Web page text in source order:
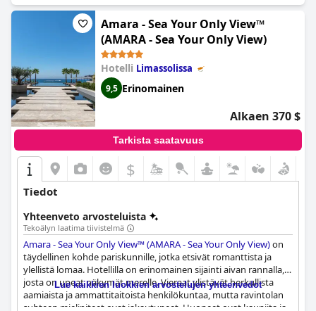
Amara - Sea Your Only View™
(AMARA - Sea Your Only View)
Hotelli Limassolissa
9,5 Erinomainen
Alkaen 370 $
Tarkista saatavuus
$
Tiedot
Yhteenveto arvosteluista
Tekoälyn laatima tiivistelmä
Amara - Sea Your Only View™ (AMARA - Sea Your Only View)on
täydellinen kohde pariskunnille, jotka etsivät romanttista ja
ylellistä lomaa. Hotellilla on erinomainen sijainti aivan rannalla,
josta on upeat näkymät merelle. Vieraat ylistävät herkullista
aamiaista ja ammattitaitoista henkilökuntaa, mutta ravintolan
suhteen mielipiteet ovat jakautuneet. Huoneet ovat kauniita ja
Lue kaikkien luokkien arvostelujen yhteenvedot